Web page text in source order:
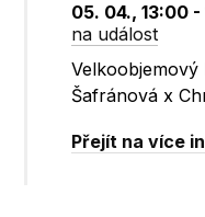
05. 04., 13:00 -
na událost
Šafránová x
Přejít na více